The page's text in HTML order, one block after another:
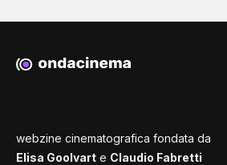
webzine cinematografica fondata da
Elisa Goolvart e Claudio Fabretti